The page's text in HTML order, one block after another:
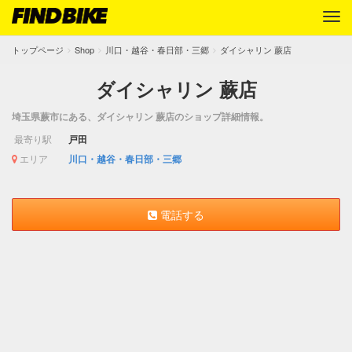
トップページ Shop 川口・越谷・春日部・三郷 ダイシャリン 蕨店
ダイシャリン 蕨店
埼玉県蕨市にある、ダイシャリン 蕨店のショップ詳細情報。
最寄り駅 戸田
エリア 川口・越谷・春日部・三郷
電話する